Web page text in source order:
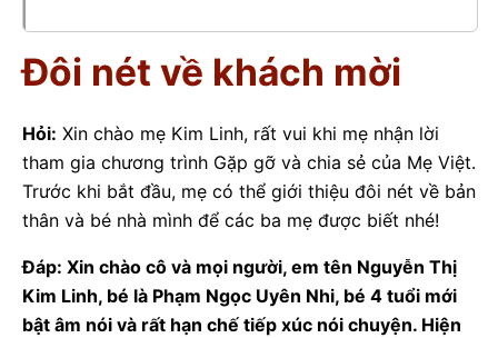
Đôi nét về khách mời
Hỏi: Xin chào mẹ Kim Linh, rất vui khi mẹ nhận lời
tham gia chương trình Gặp gỡ và chia sẻ của Mẹ Việt.
Trước khi bắt đầu, mẹ có thể giới thiệu đôi nét về bản
thân và bé nhà mình để các ba mẹ được biết nhé!
Đáp: Xin chào cô và mọi người, em tên Nguyễn Thị
Kim Linh, bé là Phạm Ngọc Uyên Nhi, bé 4 tuổi mới
bật âm nói và rất hạn chế tiếp xúc nói chuyện. Hiện